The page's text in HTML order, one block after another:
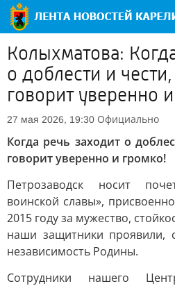
Колыхматова:
о доблести и
говорит уверенно
27 мая 2026, 19:30 Официально
Когда речь заходит о
говорит уверенно и громко!
Петрозаводск носит
воинской славы»,
2015 году за мужество,
наши защитники проявили,
независимость Родины.
Сотрудники нашего